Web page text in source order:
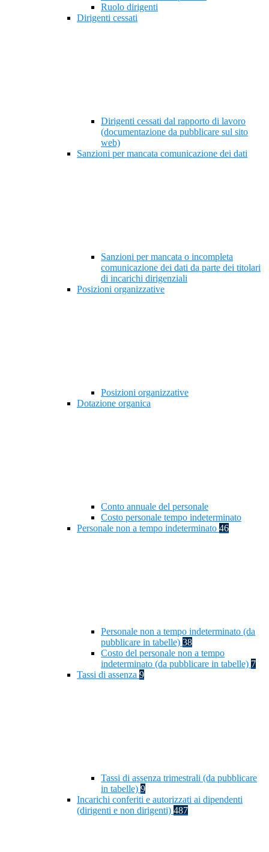
Ruolo dirigenti
Dirigenti cessati
Dirigenti cessati dal rapporto di lavoro
(documentazione da pubblicare sul sito
web)
Sanzioni per mancata comunicazione dei dati
Sanzioni per mancata o incompleta
comunicazione dei dati da parte dei titolari
di incarichi dirigenziali
Posizioni organizzative
Posizioni organizzative
Dotazione organica
Conto annuale del personale
Costo personale tempo indeterminato
Personale non a tempo indeterminato 46
Personale non a tempo indeterminato (da
pubblicare in tabelle) 38
Costo del personale non a tempo
indeterminato (da pubblicare in tabelle) 7
Tassi di assenza 9
Tassi di assenza trimestrali (da pubblicare
in tabelle) 9
Incarichi conferiti e autorizzati ai dipendenti
(dirigenti e non dirigenti) 487